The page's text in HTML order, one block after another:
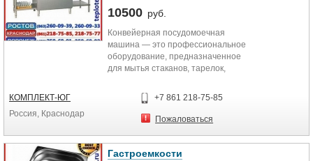
10500 руб.
Конвейерная посудомоечная
машина — это профессиональное
оборудование, предназначенное
для мытья стаканов, тарелок,
КОМПЛЕКТ-ЮГ
Россия, Краснодар
+7 861 218-75-85
Пожаловаться
Гастроемкости